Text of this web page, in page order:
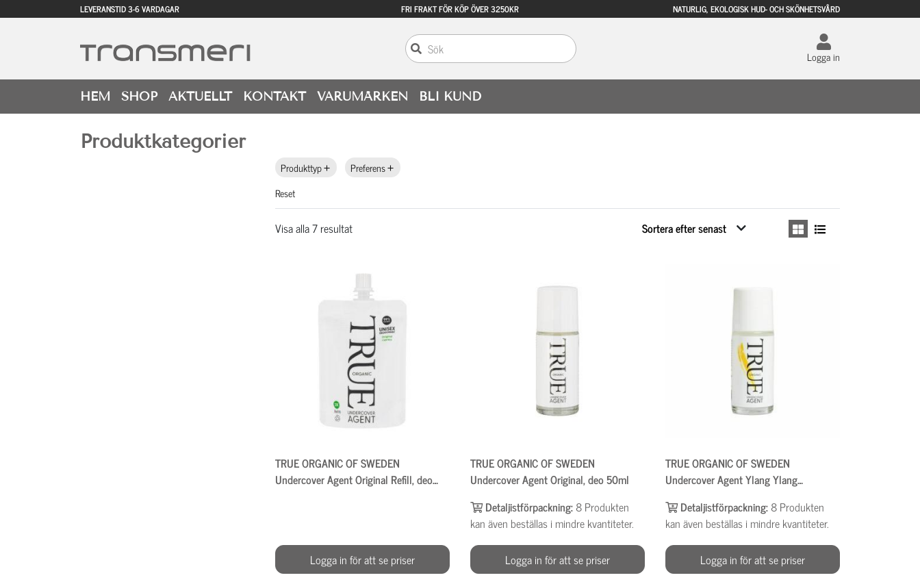
LEVERANSTID 3-6 VARDAGAR FRI FRAKT FÖR KÖP ÖVER 3250KR NATURLIG, EKOLOGISK HUD- OCH SKÖNHETSVÅRD
Logga in
HEM SHOP AKTUELLT KONTAKT VARUMÄRKEN BLI KUND
Produktkategorier
Produkttyp
Preferens
Reset
Visa alla 7 resultat
TRUE ORGANIC OF SWEDEN
Undercover Agent Original Refill, deo
Logga in för att se priser
TRUE ORGANIC OF SWEDEN
Undercover Agent Original, deo 50ml
Detaljistförpackning:8Produkten
kan även beställas i mindre kvantiteter.
Logga in för att se priser
TRUE ORGANIC OF SWEDEN
Undercover Agent Ylang Ylang
Detaljistförpackning:8Produkten
kan även beställas i mindre kvantiteter.
Logga in för att se priser